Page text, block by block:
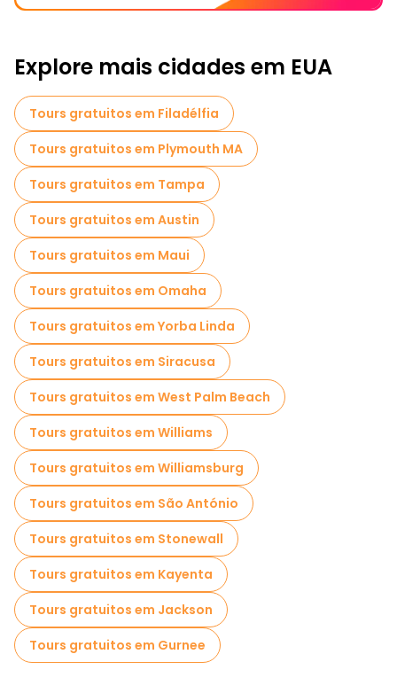
Explore mais cidades em EUA
Tours gratuitos em Filadélfia
Tours gratuitos em Plymouth MA
Tours gratuitos em Tampa
Tours gratuitos em Austin
Tours gratuitos em Maui
Tours gratuitos em Omaha
Tours gratuitos em Yorba Linda
Tours gratuitos em Siracusa
Tours gratuitos em West Palm Beach
Tours gratuitos em Williams
Tours gratuitos em Williamsburg
Tours gratuitos em São António
Tours gratuitos em Stonewall
Tours gratuitos em Kayenta
Tours gratuitos em Jackson
Tours gratuitos em Gurnee